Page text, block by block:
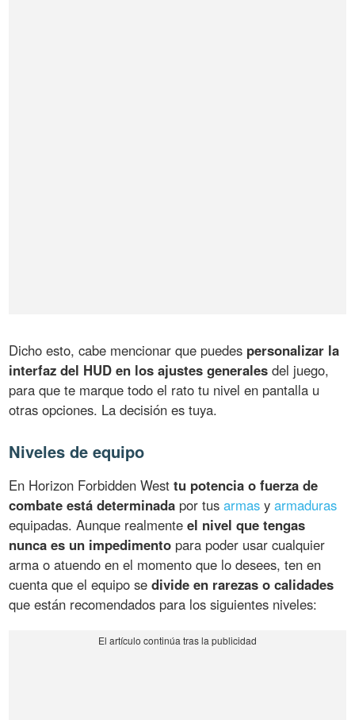
Dicho esto, cabe mencionar que puedes personalizar la
interfaz del HUD en los ajustes generales del juego,
para que te marque todo el rato tu nivel en pantalla u
otras opciones. La decisión es tuya.
Niveles de equipo
En Horizon Forbidden Westtu potencia o fuerza de
combate está determinada por tusarmas yarmaduras
equipadas. Aunque realmenteel nivel que tengas
nunca es un impedimento para poder usar cualquier
arma o atuendo en el momento que lo desees, ten en
cuenta que el equipo sedivide en rarezas o calidades
que están recomendados para los siguientes niveles: